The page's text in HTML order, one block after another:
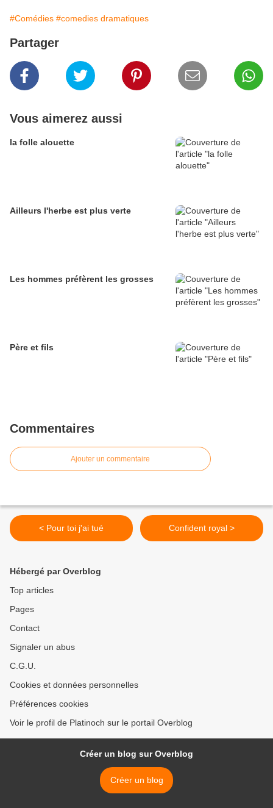
#Comédies #comedies dramatiques
Partager
Vous aimerez aussi
la folle alouette
Ailleurs l'herbe est plus verte
Les hommes préfèrent les grosses
Père et fils
Commentaires
Ajouter un commentaire
< Pour toi j'ai tué Confident royal >
Hébergé par Overblog
Top articles
Pages
Contact
Signaler un abus
C.G.U.
Cookies et données personnelles
Préférences cookies
Voir le profil de Platinoch sur le portail Overblog
Créer un blog sur Overblog
Créer un blog